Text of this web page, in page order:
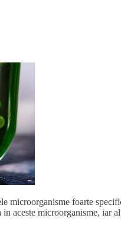
foarte
in aceste microorganisme,